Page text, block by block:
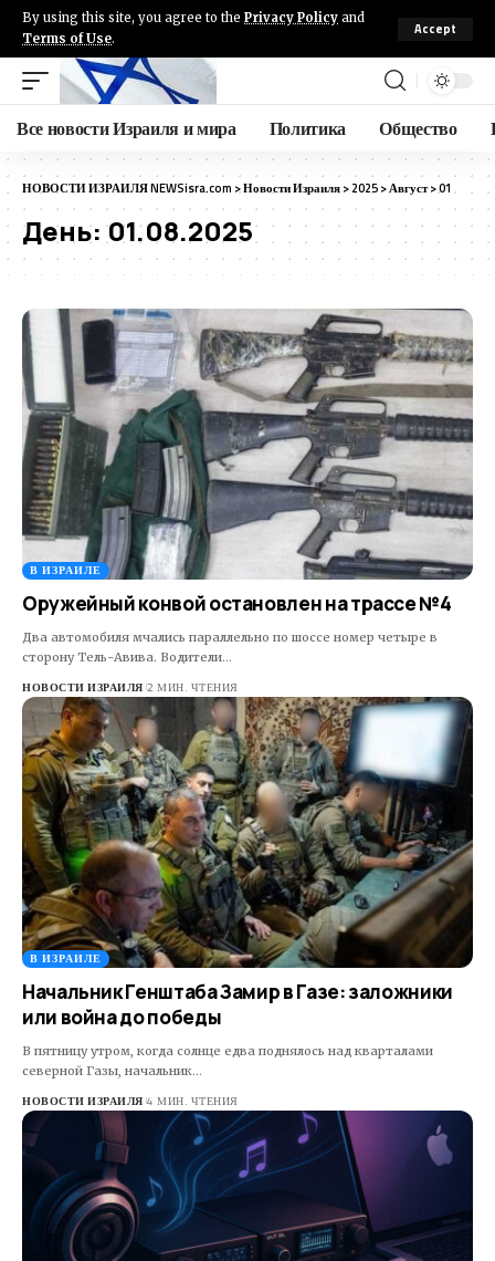
By using this site, you agree to the Privacy Policy and
Terms of Use.
Accept
Все новости Израиля и мира Политика Общество
НОВОСТИ ИЗРАИЛЯ NEWSisra.com >Новости Израиля>2025>Август>01
День:01.08.2025
В ИЗРАИЛЕ
Оружейный конвой остановлен на трассе №4
Два автомобиля мчались параллельно по шоссе номер четыре в
сторону Тель-Авива. Водители…
НОВОСТИ ИЗРАИЛЯ 2 МИН. ЧТЕНИЯ
В ИЗРАИЛЕ
Начальник Генштаба Замир в Газе: заложники
или война до победы
В пятницу утром, когда солнце едва поднялось над кварталами
северной Газы, начальник…
НОВОСТИ ИЗРАИЛЯ 4 МИН. ЧТЕНИЯ